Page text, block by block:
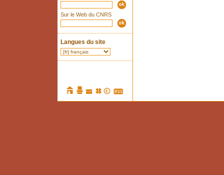
Sur le Web du CNRS
Langues du site